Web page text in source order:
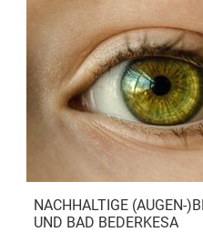
NACHHALTIGE (AUGEN-
UND BAD BEDERKESA